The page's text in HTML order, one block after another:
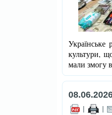
Українське
культури,
мали змогу
| |